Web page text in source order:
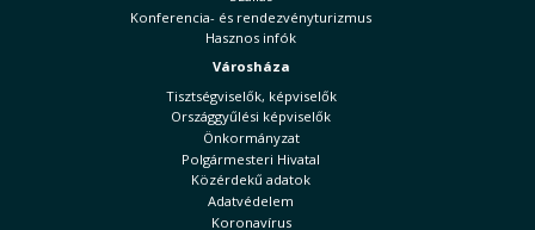
Konferencia- és rendezvényturizmus
Hasznos infók
Városháza
Tisztségviselők, képviselők
Országgyűlési képviselők
Önkormányzat
Polgármesteri Hivatal
Közérdekű adatok
Adatvédelem
Koronavírus